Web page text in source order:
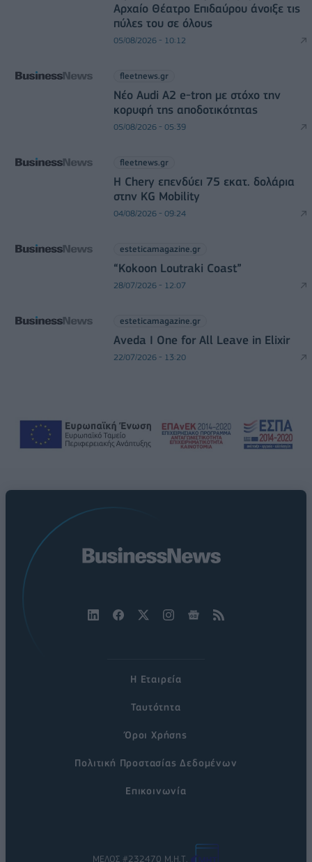
Αρχαίο Θέατρο Επιδαύρου άνοιξε τις
πύλες του σε όλους
05/08/2026 - 10:12
fleetnews.gr
Νέο Audi A2 e-tron με στόχο την
κορυφή της αποδοτικότητας
05/08/2026 - 05:39
fleetnews.gr
Η Chery επενδύει 75 εκατ. δολάρια
στην KG Mobility
04/08/2026 - 09:24
esteticamagazine.gr
“Kokoon Loutraki Coast”
28/07/2026 - 12:07
esteticamagazine.gr
Aveda I One for All Leave in Elixir
22/07/2026 - 13:20
Η Εταιρεία
Ταυτότητα
Όροι Χρήσης
Πολιτική Προστασίας Δεδομένων
Επικοινωνία
ΜΕΛΟΣ #232470 Μ.Η.Τ.